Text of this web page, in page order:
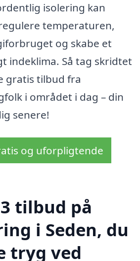
isolering kan
temperaturen,
og skabe et
indeklima. Så tag skridtet
gratis tilbud fra
i området i dag – din
senere!
og uforpligtende
tilbud på
i Seden, du
tryg ved